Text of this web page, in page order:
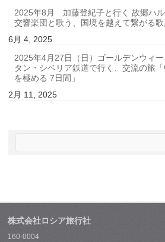
2025年8月 加藤登紀子と行く 故郷ハ
交響楽団と歌う、国境を越えて繋がる
6月 4, 2025
2025年4月27日（日）ゴールデンウィ
タン・シベリア鉄道で行く、交流の旅
を極める 7日間」
2月 11, 2025
株式会社ロシア旅行社
160-0004